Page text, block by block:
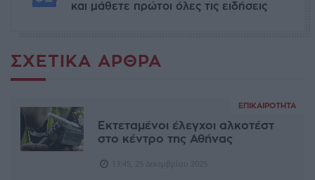
και μάθετε πρώτοι όλες τις ειδήσεις
ΣΧΕΤΙΚΆ ΆΡΘΡΑ
ΕΠΙΚΑΙΡΌΤΗΤΑ
Εκτεταμένοι έλεγχοι αλκοτέστ
στο κέντρο της Αθήνας